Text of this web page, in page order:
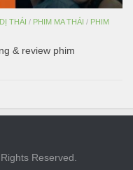
THÁI / PHIM MA THÁI / PHIM
& review phim
Reserved.